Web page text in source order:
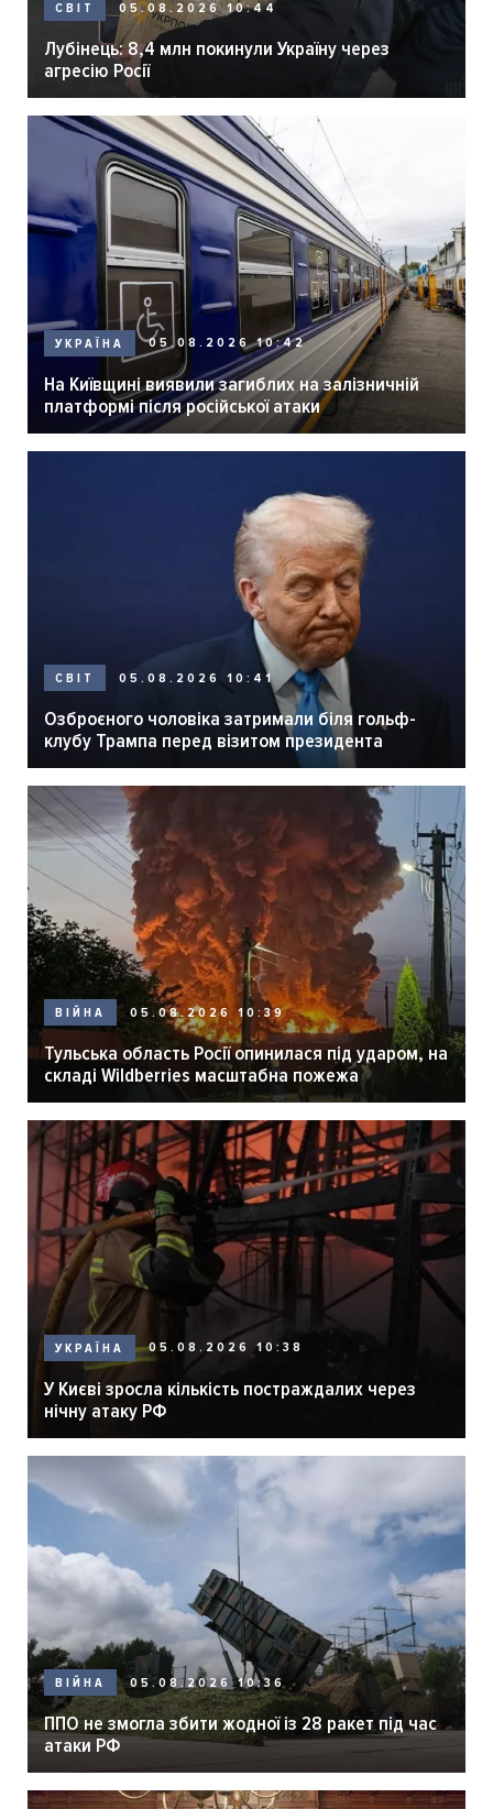
СВІТ 05.08.2026 10:44
Лубінець: 8,4 млн покинули Україну через
агресію Росії
УКРАЇНА 05.08.2026 10:42
На Київщині виявили загиблих на залізничній
платформі після російської атаки
СВІТ 05.08.2026 10:41
Озброєного чоловіка затримали біля гольф-
клубу Трампа перед візитом президента
ВІЙНА 05.08.2026 10:39
Тульська область Росії опинилася під ударом, на
складі Wildberries масштабна пожежа
УКРАЇНА 05.08.2026 10:38
У Києві зросла кількість постраждалих через
нічну атаку РФ
ВІЙНА 05.08.2026 10:36
ППО не змогла збити жодної із 28 ракет під час
атаки РФ